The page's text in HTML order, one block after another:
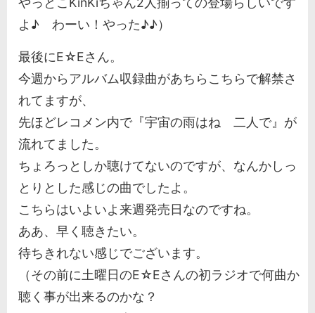
よ♪ わーい！やった♪♪）
最後にE☆Eさん。
今週からアルバム収録曲があちらこちらで解禁さ
れてますが、
先ほどレコメン内で『宇宙の雨はね 二人で』が
流れてました。
ちょろっとしか聴けてないのですが、なんかしっ
とりとした感じの曲でしたよ。
こちらはいよいよ来週発売日なのですね。
ああ、早く聴きたい。
待ちきれない感じでございます。
（その前に土曜日のE☆Eさんの初ラジオで何曲か
聴く事が出来るのかな？